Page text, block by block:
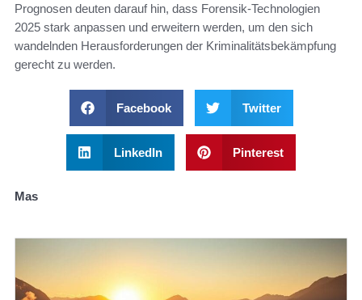
Prognosen deuten darauf hin, dass Forensik-Technologien
2025 stark anpassen und erweitern werden, um den sich
wandelnden Herausforderungen der Kriminalitätsbekämpfung
gerecht zu werden.
Facebook Twitter
LinkedIn Pinterest
Mas